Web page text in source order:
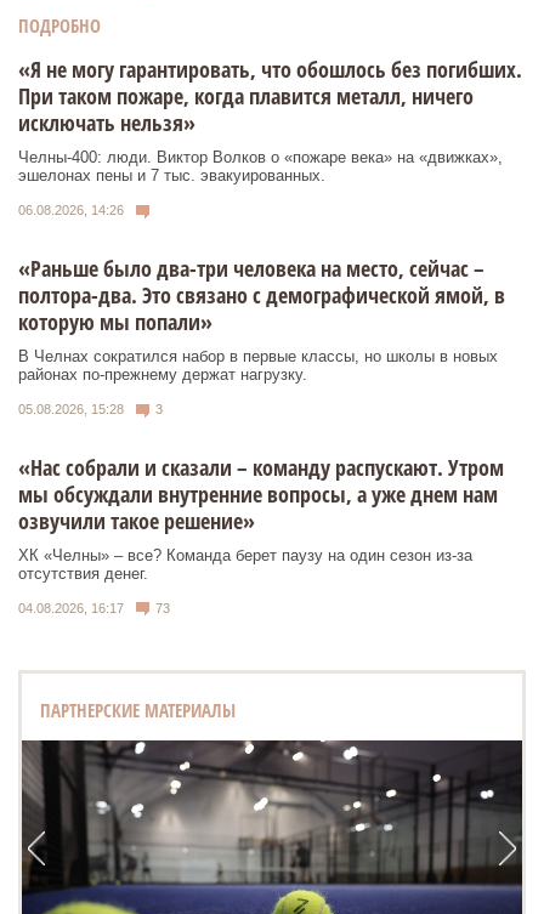
ПОДРОБНО
«Я не могу гарантировать, что обошлось без погибших.
При таком пожаре, когда плавится металл, ничего
исключать нельзя»
Челны-400: люди. Виктор Волков о «пожаре века» на «движках»,
эшелонах пены и 7 тыс. эвакуированных.
06.08.2026, 14:26
«Раньше было два-три человека на место, сейчас –
полтора-два. Это связано с демографической ямой, в
которую мы попали»
В Челнах сократился набор в первые классы, но школы в новых
районах по-прежнему держат нагрузку.
05.08.2026, 15:28 3
«Нас собрали и сказали – команду распускают. Утром
мы обсуждали внутренние вопросы, а уже днем нам
озвучили такое решение»
ХК «Челны» – все? Команда берет паузу на один сезон из-за
отсутствия денег.
04.08.2026, 16:17 73
ПАРТНЕРСКИЕ МАТЕРИАЛЫ